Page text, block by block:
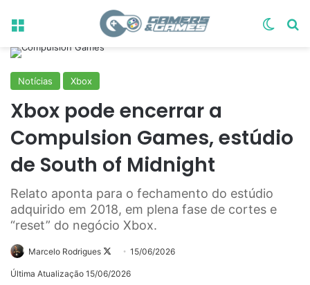
Menu
Notícias Xbox
Xbox pode encerrar a
Compulsion Games, estúdio
de South of Midnight
Relato aponta para o fechamento do estúdio
adquirido em 2018, em plena fase de cortes e
“reset” do negócio Xbox.
Marcelo Rodrigues
Follow15/06/2026
Última Atualização 15/06/2026